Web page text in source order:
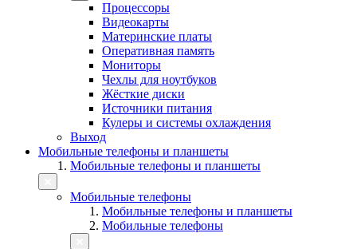
Процессоры
Видеокарты
Материнские платы
Оперативная память
Мониторы
Чехлы для ноутбуков
Жёсткие диски
Источники питания
Кулеры и системы охлаждения
Выход
Мобильные телефоны и планшеты
Мобильные телефоны и планшеты
Мобильные телефоны
Мобильные телефоны и планшеты
Мобильные телефоны